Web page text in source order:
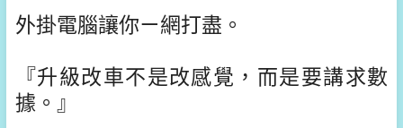
外掛電腦讓你ㄧ網打盡。
『升級改車不是改感覺，而是要講求數
據。』